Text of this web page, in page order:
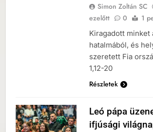
Simon Zoltán SC
ezelőtt
0 1
Kiragadott minket
hatalmából, és
szeretett Fia
1,12-20
Részletek
Leó pápa
ifjúsági